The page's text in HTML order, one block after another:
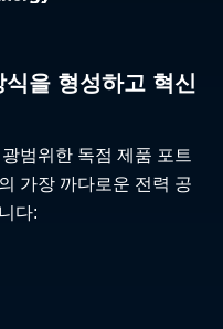
을 형성하고 혁신
범위한 독점 제품 포트
가장 까다로운 전력 공
다: